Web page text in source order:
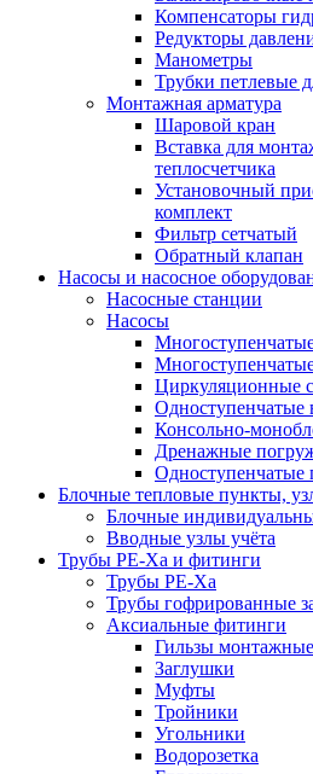
Компенсаторы
Редукторы
Манометры
Трубки петлевые
Монтажная арматура
Шаровой кран
Вставка для
теплосчетчика
Установочный
комплект
Фильтр сетчатый
Обратный клапан
Насосы и насосное
Насосные станции
Насосы
Циркуляционные
Одноступенчатые
Консольно-
Дренажные
Одноступенчатые
Блочные тепловые пункты,
Блочные
Вводные узлы учёта
Трубы РЕ-Ха и фитинги
Трубы РЕ-Ха
Трубы гофрированные
Аксиальные фитинги
Гильзы монтажные
Заглушки
Муфты
Тройники
Угольники
Водорозетка